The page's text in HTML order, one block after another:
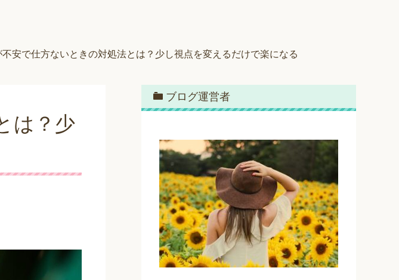
不安で仕方ないときの対処法とは？少し視点を変えるだけで楽になる
は？少
ブログ運営者